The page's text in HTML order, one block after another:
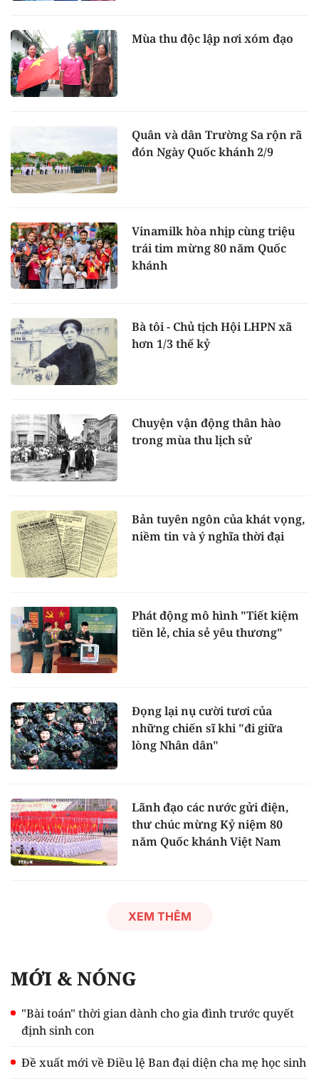
Mùa thu độc lập nơi xóm đạo
Quân và dân Trường Sa rộn rã
đón Ngày Quốc khánh 2/9
Vinamilk hòa nhịp cùng triệu
trái tim mừng 80 năm Quốc
khánh
Bà tôi - Chủ tịch Hội LHPN xã
hơn 1/3 thế kỷ
Chuyện vận động thân hào
trong mùa thu lịch sử
Bản tuyên ngôn của khát vọng,
niềm tin và ý nghĩa thời đại
Phát động mô hình "Tiết kiệm
tiền lẻ, chia sẻ yêu thương"
Đọng lại nụ cười tươi của
những chiến sĩ khi "đi giữa
lòng Nhân dân"
Lãnh đạo các nước gửi điện,
thư chúc mừng Kỷ niệm 80
năm Quốc khánh Việt Nam
XEM THÊM
MỚI & NÓNG
"Bài toán" thời gian dành cho gia đình trước quyết
định sinh con
Đề xuất mới về Điều lệ Ban đại diện cha mẹ học sinh